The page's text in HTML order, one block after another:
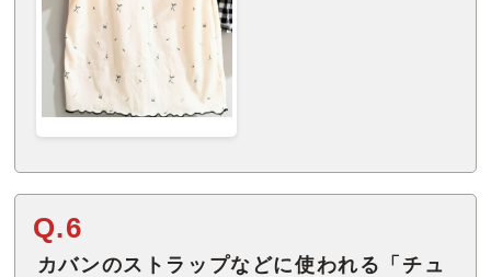
Q.6
カバンのストラップなどに使われる「チュ